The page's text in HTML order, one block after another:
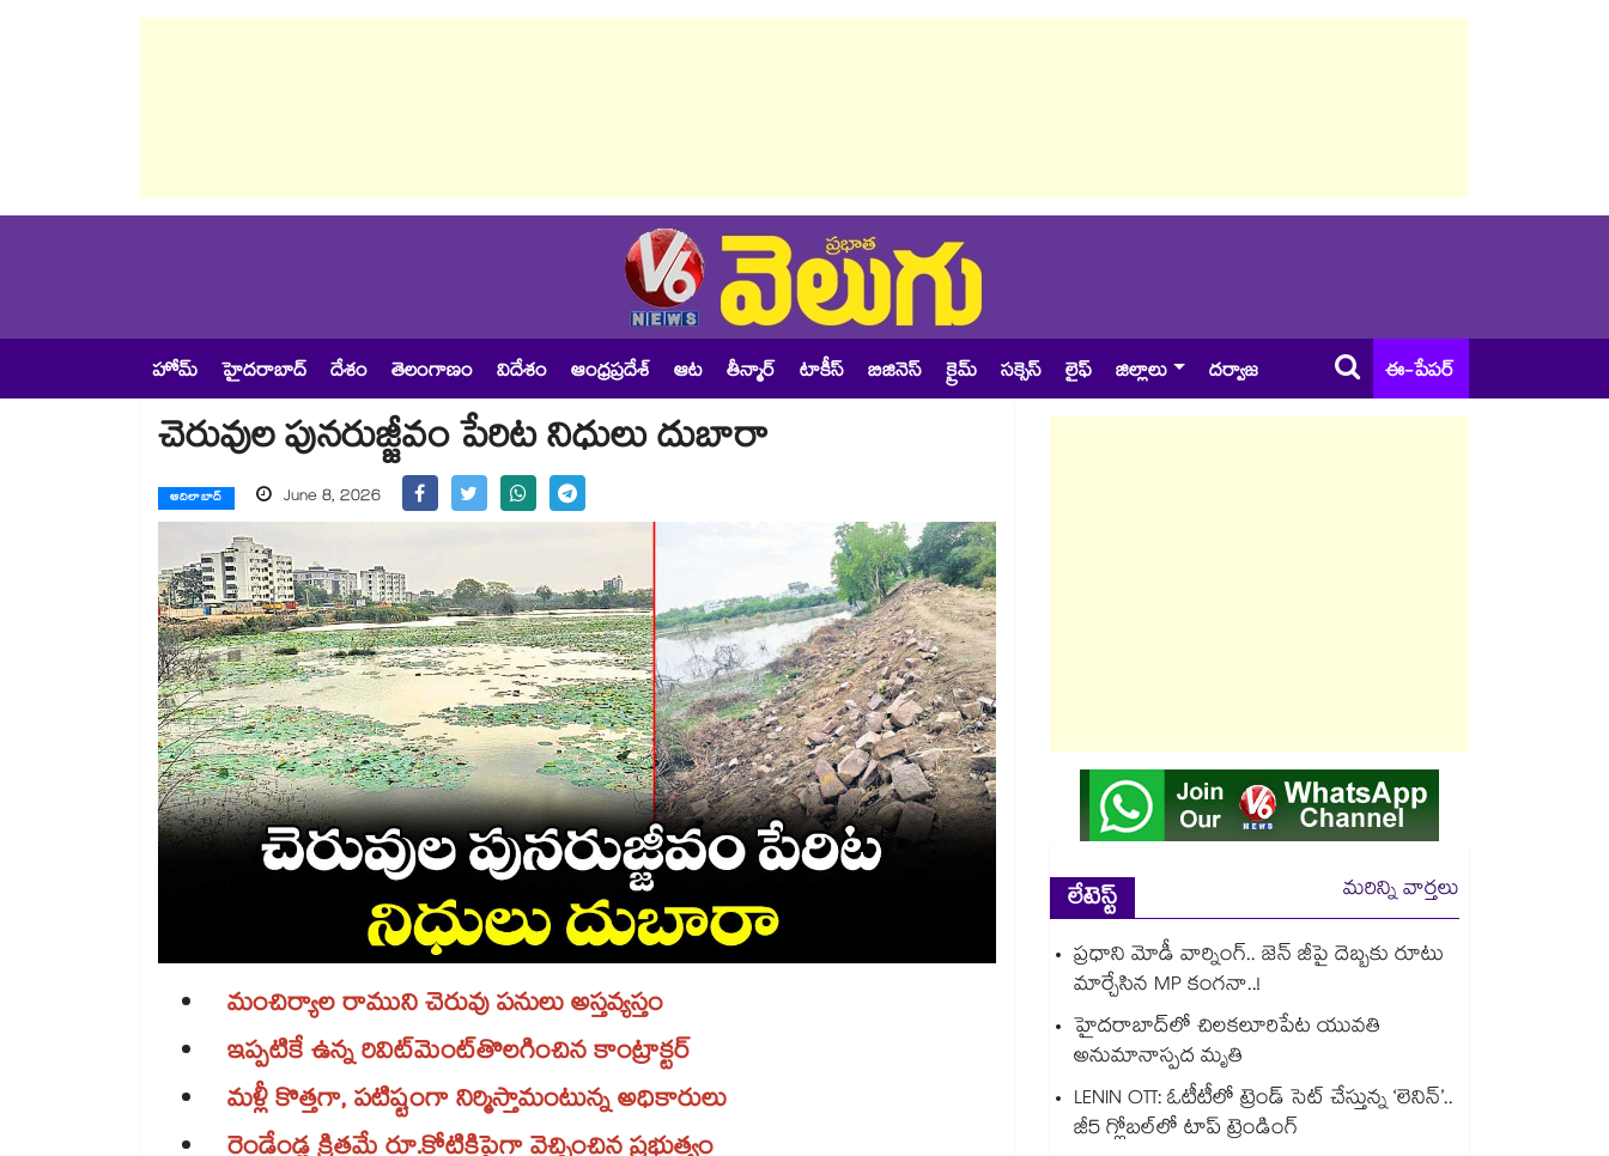
హోమ్ హైదరాబాద్ దేశం తెలంగాణం విదేశం ఆంధ్రప్రదేశ్ ఆట తీన్మార్ టాకీస్ బిజినెస్ క్రైమ్ సక్సెస్ లైఫ్ జిల్లాలు దర్వాజ ఈ-పేపర్
చెరువుల పునరుజ్జీవం పేరిట నిధులు దుబారా
ఆదిలాబాద్ June 8, 2026
మంచిర్యాల రాముని చెరువు పనులు అస్తవ్యస్తం
ఇప్పటికే ఉన్న రివిట్​మెంట్​తొలగించిన కాంట్రాక్టర్​
మళ్లీ కొత్తగా, పటిష్టంగా నిర్మిస్తామంటున్న అధికారులు
లేటెస్ట్
మరిన్ని వార్తలు
ప్రధాని మోడీ వార్నింగ్.. జెన్ జీపై దెబ్బకు రూటు
మార్చేసిన MP కంగనా..!
హైదరాబాద్‌లో చిలకలూరిపేట యువతి
అనుమానాస్పద మృతి
LENIN OTT: ఓటీటీలో ట్రెండ్ సెట్ చేస్తున్న ‘లెనిన్’..
జీ5 గ్లోబల్‌లో టాప్ ట్రెండింగ్